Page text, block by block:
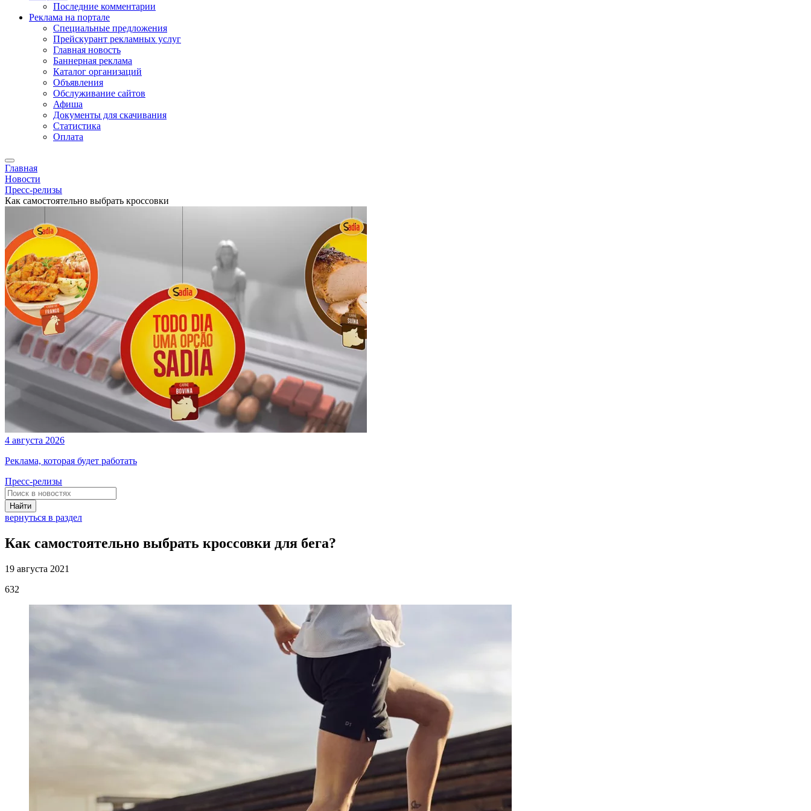
Последние комментарии
Реклама на портале
Специальные предложения
Прейскурант рекламных услуг
Главная новость
Баннерная реклама
Каталог организаций
Объявления
Обслуживание сайтов
Афиша
Документы для скачивания
Статистика
Оплата
Главная
Новости
Пресс-релизы
Как самостоятельно выбрать кроссовки
4 августа 2026
Реклама, которая будет работать
Пресс-релизы
Найти
вернуться в раздел
Как самостоятельно выбрать кроссовки для бега?
19 августа 2021
632